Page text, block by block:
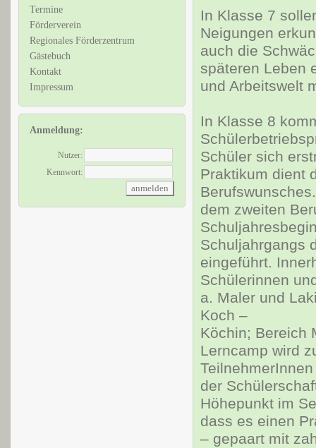
Termine
Förderverein
Regionales Förderzentrum
Gästebuch
Kontakt
Impressum
Anmeldung:
Nutzer:
Kennwort:
In Klasse 7
Neigungen
auch die
späteren Leben
und Arbeitswelt
In Klasse 8
Schüler sich
Praktikum dient
dem zweiten
Schuljahrgangs
eingeführt.
Schülerinnen
a. Maler und
Koch –
Köchin; Bereich
Lerncamp wird
der
Höhepunkt im
dass es einen
– gepaart mit